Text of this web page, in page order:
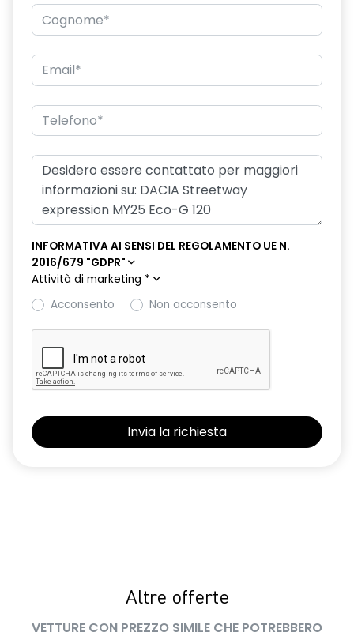
INFORMATIVA AI SENSI DEL REGOLAMENTO UE N.
2016/679 "GDPR"
Attività di marketing *
Acconsento
Non acconsento
Altre offerte
VETTURE CON PREZZO SIMILE CHE POTREBBERO